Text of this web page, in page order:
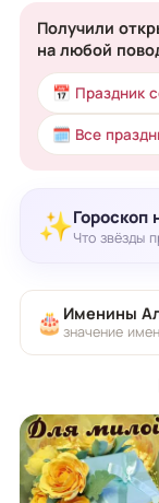
Получили
на любой
📅 Праздник
🗓 Все
✨Гороскоп
Что звёзды
🎂 Именины
значение